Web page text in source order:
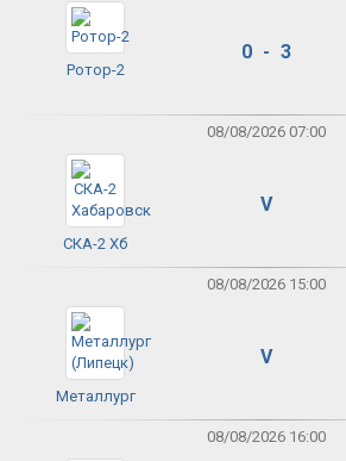
Ротор-2
0 - 3
08/08/2026 07:00
СКА-2 Хб
V
08/08/2026 15:00
Металлург
V
08/08/2026 16:00